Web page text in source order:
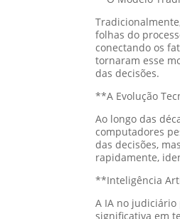
folhas do
conectando os
tornaram esse
das decisões.
**A Evolução
Ao longo das
computadores
das decisões,
rapidamente,
**Inteligência
A IA no judiciário
significativa em